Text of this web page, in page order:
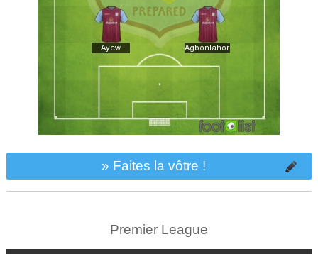
» Faites la vôtre !
Premier League